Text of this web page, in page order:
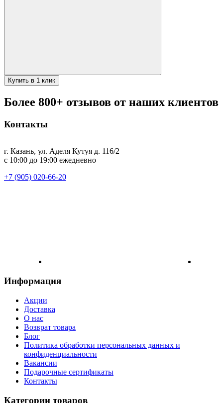
Купить в 1 клик
Более 800+ отзывов от наших клиентов
Контакты
г. Казань, ул. Аделя Кутуя д. 116/2
с 10:00 до 19:00 ежедневно
+7 (905) 020-66-20
Информация
Акции
Доставка
О нас
Возврат товара
Блог
Политика обработки персональных данных и
конфиденциальности
Вакансии
Подарочные сертификаты
Контакты
Категории товаров